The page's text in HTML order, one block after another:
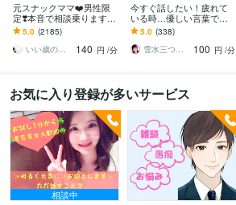
元スナックママ❤️男性限
定❣️本音で相談乗ります
私に頼ってみませんか❤️
味方になります。
5.0 (2185)
いい歳のエリー♡
140 円 /分
今すぐ話したい！疲れて
いる時…優しい言葉で話
します 何でもどうぞ✨愚
痴/恋愛♡/雑談/寂しい/モ
ヤモヤ/楽しい♪
5.0 (338)
雪水三つ葉☘️あったかコミュニケーション
100 円 /分
お気に入り登録が多いサービス
相談中